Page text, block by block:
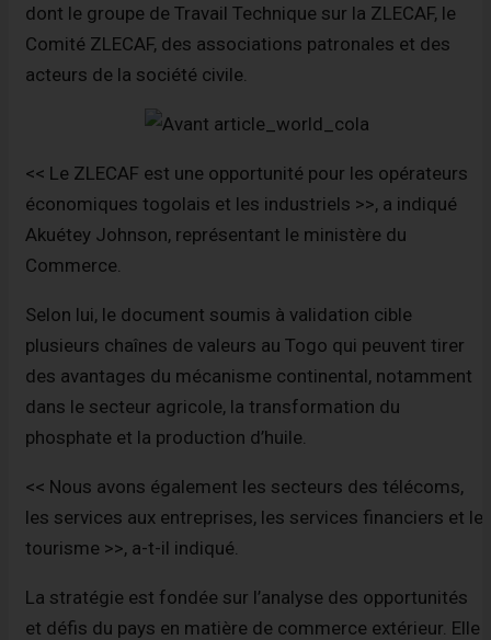
dont le groupe de Travail Technique sur la ZLECAF, le
Comité ZLECAF, des associations patronales et des
acteurs de la société civile.
<< Le ZLECAF est une opportunité pour les opérateurs
économiques togolais et les industriels >>, a indiqué
Akuétey Johnson, représentant le ministère du
Commerce.
Selon lui, le document soumis à validation cible
plusieurs chaînes de valeurs au Togo qui peuvent tirer
des avantages du mécanisme continental, notamment
dans le secteur agricole, la transformation du
phosphate et la production d’huile.
<< Nous avons également les secteurs des télécoms,
les services aux entreprises, les services financiers et le
tourisme >>, a-t-il indiqué.
La stratégie est fondée sur l’analyse des opportunités
et défis du pays en matière de commerce extérieur. Elle